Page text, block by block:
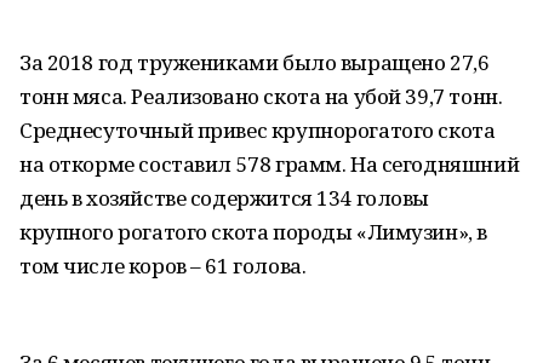
За 2018 год тружениками было выращено 27,6
тонн мяса. Реализовано скота на убой 39,7 тонн.
Среднесуточный привес крупнорогатого скота
на откорме составил 578 грамм. На сегодняшний
день в хозяйстве содержится 134 головы
крупного рогатого скота породы «Лимузин», в
том числе коров – 61 голова.